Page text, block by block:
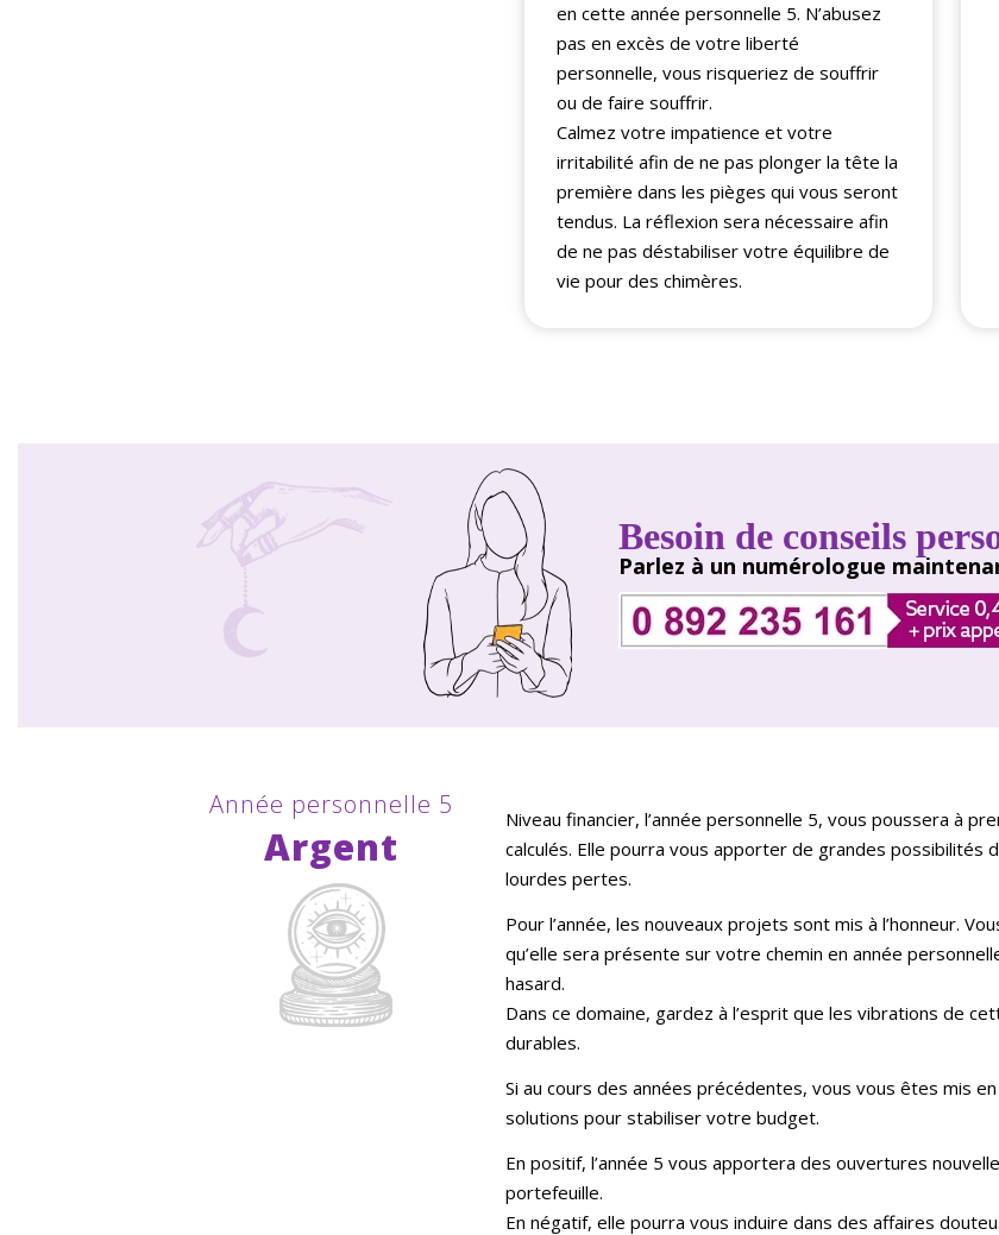
en cette année personnelle 5. N’abusez
pas en excès de votre liberté
personnelle, vous risqueriez de souffrir
ou de faire souffrir.
Calmez votre impatience et votre
irritabilité afin de ne pas plonger la tête la
première dans les pièges qui vous seront
tendus. La réflexion sera nécessaire afin
de ne pas déstabiliser votre équilibre de
vie pour des chimères.
Besoin de conseils
Parlez à un numérologue
Année personnelle 5
Argent
Niveau financier, l’année personnelle 5, vous poussera à
calculés. Elle pourra vous apporter de grandes possibilités
lourdes pertes.
Pour l’année, les nouveaux projets sont mis à l’honneur.
qu’elle sera présente sur votre chemin en année
hasard.
Dans ce domaine, gardez à l’esprit que les vibrations de
durables.
Si au cours des années précédentes, vous vous êtes mis
solutions pour stabiliser votre budget.
En positif, l’année 5 vous apportera des ouvertures
portefeuille.
En négatif, elle pourra vous induire dans des affaires